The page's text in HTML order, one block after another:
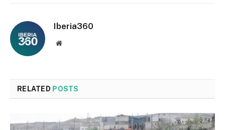
Iberia360
Website
RELATED POSTS